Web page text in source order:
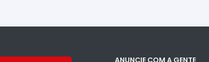
ANUNCIE COM A GENTE